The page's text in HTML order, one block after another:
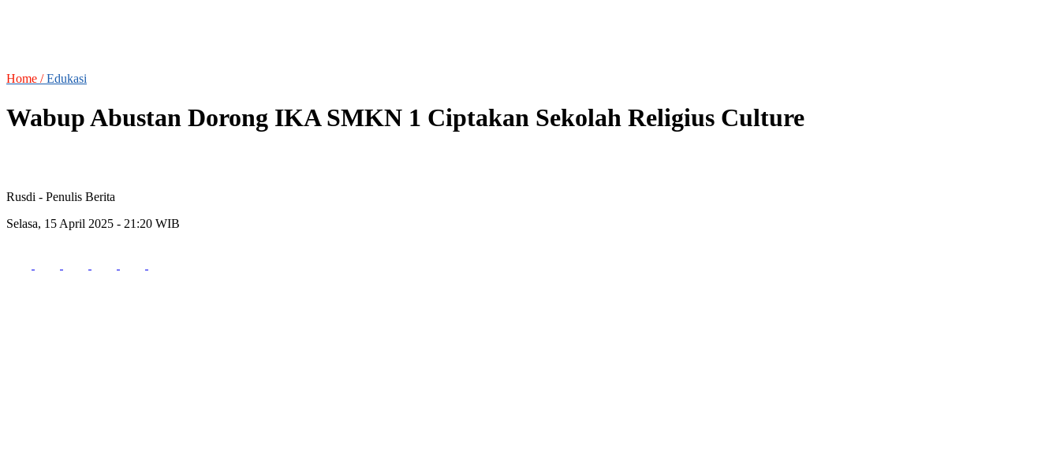
Home /Edukasi
Wabup Abustan Dorong IKA SMKN 1 Ciptakan Sekolah Religius Culture
Rusdi - Penulis Berita
Selasa, 15 April 2025 - 21:20 WIB